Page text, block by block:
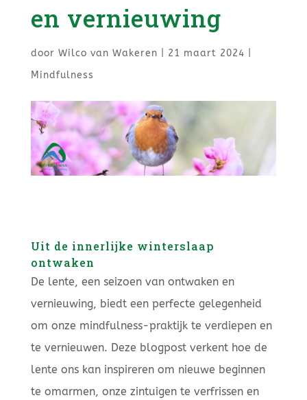
en vernieuwing
door Wilco van Wakeren 21 maart 2024
Mindfulness
Uit de innerlijke winterslaap
ontwaken
De lente, een seizoen van ontwaken en
vernieuwing, biedt een perfecte gelegenheid
om onze mindfulness-praktijk te verdiepen en
te vernieuwen. Deze blogpost verkent hoe de
lente ons kan inspireren om nieuwe beginnen
te omarmen, onze zintuigen te verfrissen en